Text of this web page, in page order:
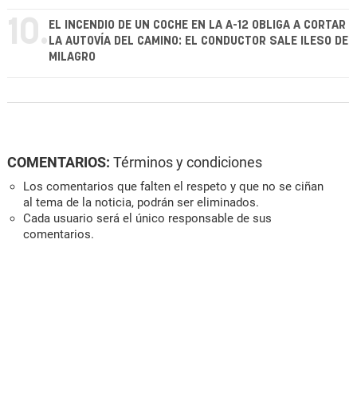
10. EL INCENDIO DE UN COCHE EN LA A-12 OBLIGA A CORTAR
LA AUTOVÍA DEL CAMINO: EL CONDUCTOR SALE ILESO DE
MILAGRO
COMENTARIOS: Términos y condiciones
Los comentarios que falten el respeto y que no se ciñan
al tema de la noticia, podrán ser eliminados.
Cada usuario será el único responsable de sus
comentarios.